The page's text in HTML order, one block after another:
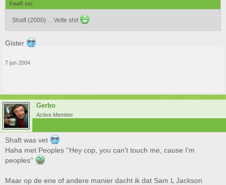
FeaR zei:
Shaft (2000) ... Vette shit
Gister
7 jun 2004
Gerbo
Active Member
Shaft was vet
Haha met Peoples ''Hey cop, you can't touch me, cause I'm
peoples''
Maar op de ene of andere manier dacht ik dat Sam L Jackson